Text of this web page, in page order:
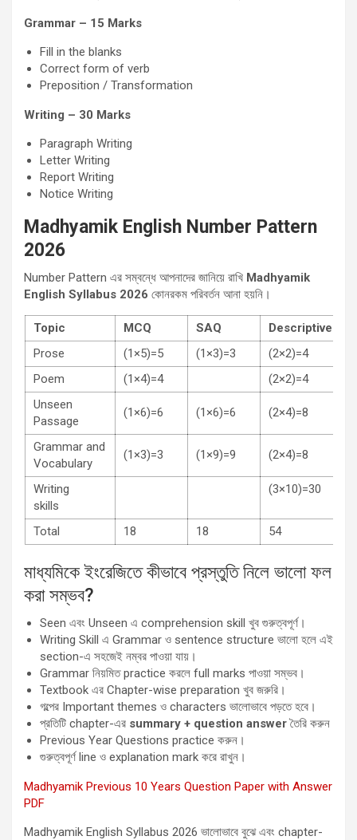
Grammar – 15 Marks
Fill in the blanks
Correct form of verb
Preposition / Transformation
Writing – 30 Marks
Paragraph Writing
Letter Writing
Report Writing
Notice Writing
Madhyamik English Number Pattern
2026
Number Pattern এর সম্বন্ধে আপনাদের জানিয়ে রাখি Madhyamik
English Syllabus 2026 কোনরকম পরিবর্তন আনা হয়নি।
Topic MCQ SAQ
Descriptive
Prose
(1×5)=5 (1×3)=3
(2×2)=4
Poem
(1×4)=4
(2×2)=4
Unseen
Passage
(1×6)=6 (1×6)=6 (2×4)=8
Grammar and
Vocabulary
(1×3)=3 (1×9)=9 (2×4)=8
Writing
skills
Total 18 18 54
মাধ্যমিকে ইংরেজিতে কীভাবে প্রস্তুতি নিলে ভালো ফল
করা সম্ভব?
Seen এবং Unseen এ comprehension skill খুব গুরুত্বপূর্ণ।
Writing Skill এ Grammar ও sentence structure ভালো হলে এই
section-এ সহজেই নম্বর পাওয়া যায়।
Grammar নিয়মিত practice করলে full marks পাওয়া সম্ভব।
Textbook এর Chapter-wise preparation খুব জরুরি।
গল্পের Important themes ও characters ভালোভাবে পড়তে হবে।
প্রতিটি chapter-এর summary + question answerতৈরি করুন
Previous Year Questions practice করুন।
গুরুত্বপূর্ণ line ও explanation mark করে রাখুন।
Madhyamik Previous 10 Years Question Paper with Answer
PDF
Madhyamik English Syllabus 2026 ভালোভাবে বুঝে এবং chapter-